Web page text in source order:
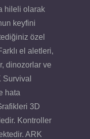
hileli olarak
keyfini
özel
el aletleri,
dinozorlar ve
Survival
hata
3D
Kontroller
ARK